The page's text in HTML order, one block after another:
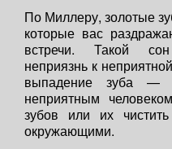
По Миллеру, золотые
которые вас
встречи. Такой
неприязнь к
выпадение зуба —
неприятным
зубов или их
окружающими.